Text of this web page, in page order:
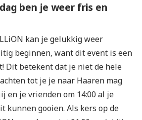
ben je weer fris en
kan je gelukkig weer
beginnen, want dit event is een
Dit betekent dat je niet de hele
tot je je naar Haaren mag
en je vrienden om 14:00 al je
kunnen gooien. Als kers op de